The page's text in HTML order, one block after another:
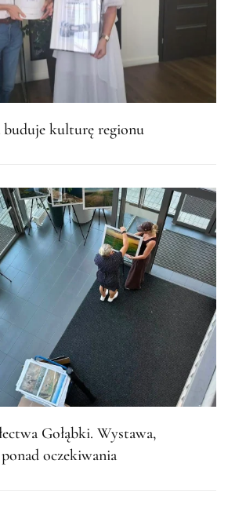
buduje kulturę regionu
Gołąbki. Wystawa,
oczekiwania